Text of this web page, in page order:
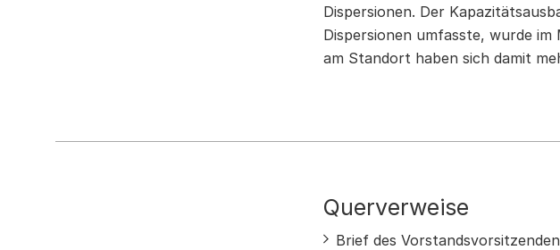
Dispersionen. Der
Dispersionen umfasste, wurde
am Standort haben sich damit
Querverweise
Brief des Vorstandsvorsitzenden